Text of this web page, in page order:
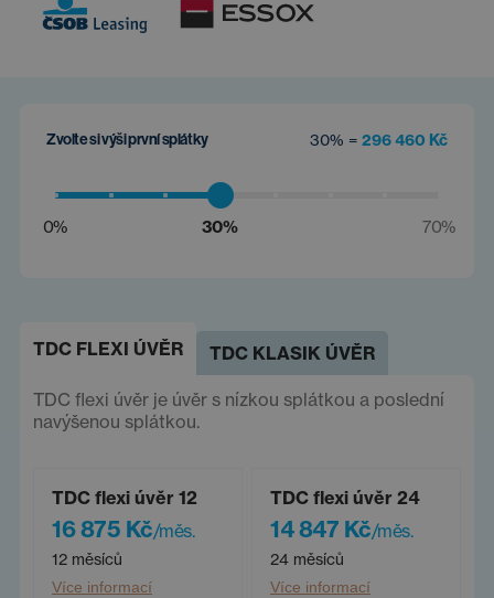
Zvolte si výši první splátky 30% = 296 460 Kč
0% 30% 70%
TDC FLEXI ÚVĚR TDC KLASIK ÚVĚR
TDC flexi úvěr je úvěr s nízkou splátkou a poslední
navýšenou splátkou.
TDC flexi úvěr 12
16 875 Kč/měs.
12 měsíců
Více informací
TDC flexi úvěr 24
14 847 Kč/měs.
24 měsíců
Více informací